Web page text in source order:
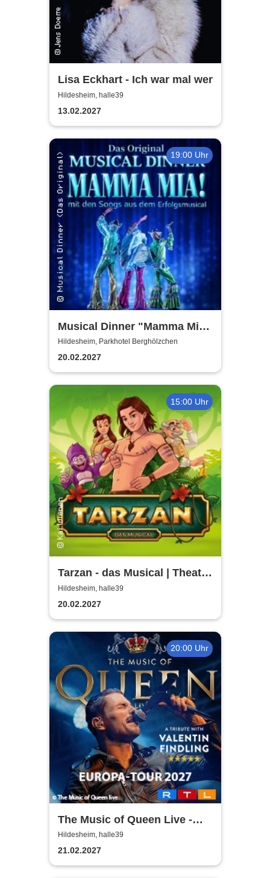
Lisa Eckhart - Ich war mal wer
Hildesheim, halle39
13.02.2027
19:00 Uhr
Musical Dinner "Mamma Mia
Special"
Hildesheim, Parkhotel Berghölzchen
20.02.2027
15:00 Uhr
Tarzan - das Musical | Theater
Liberi
Hildesheim, halle39
20.02.2027
20:00 Uhr
The Music of Queen Live -
Tour 2027
Hildesheim, halle39
21.02.2027